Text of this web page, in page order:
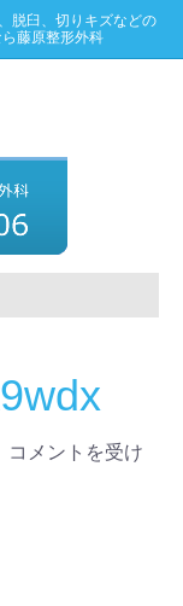
脱臼、切りキズなどの
藤原整形外科
コメントを受け